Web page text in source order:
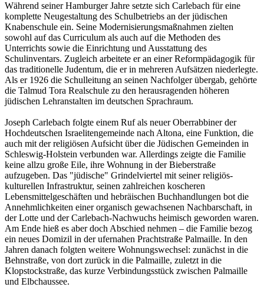
Während seiner Hamburger Jahre setzte sich Carlebach für eine
komplette Neugestaltung des Schulbetriebs an der jüdischen
Knabenschule ein. Seine Modernisierungsmaßnahmen zielten
sowohl auf das Curriculum als auch auf die Methoden des
Unterrichts sowie die Einrichtung und Ausstattung des
Schulinventars. Zugleich arbeitete er an einer Reformpädagogik für
das traditionelle Judentum, die er in mehreren Aufsätzen niederlegte.
Als er 1926 die Schulleitung an seinen Nachfolger übergab, gehörte
die Talmud Tora Realschule zu den herausragenden höheren
jüdischen Lehranstalten im deutschen Sprachraum.
Joseph Carlebach folgte einem Ruf als neuer Oberrabbiner der
Hochdeutschen Israelitengemeinde nach Altona, eine Funktion, die
auch mit der religiösen Aufsicht über die Jüdischen Gemeinden in
Schleswig-Holstein verbunden war. Allerdings zeigte die Familie
keine allzu große Eile, ihre Wohnung in der Bieberstraße
aufzugeben. Das "jüdische" Grindelviertel mit seiner religiös-
kulturellen Infrastruktur, seinen zahlreichen koscheren
Lebensmittelgeschäften und hebräischen Buchhandlungen bot die
Annehmlichkeiten einer organisch gewachsenen Nachbarschaft, in
der Lotte und der Carlebach-Nachwuchs heimisch geworden waren.
Am Ende hieß es aber doch Abschied nehmen – die Familie bezog
ein neues Domizil in der ufernahen Prachtstraße Palmaille. In den
Jahren danach folgten weitere Wohnungswechsel: zunächst in die
Behnstraße, von dort zurück in die Palmaille, zuletzt in die
Klopstockstraße, das kurze Verbindungsstück zwischen Palmaille
und Elbchaussee.